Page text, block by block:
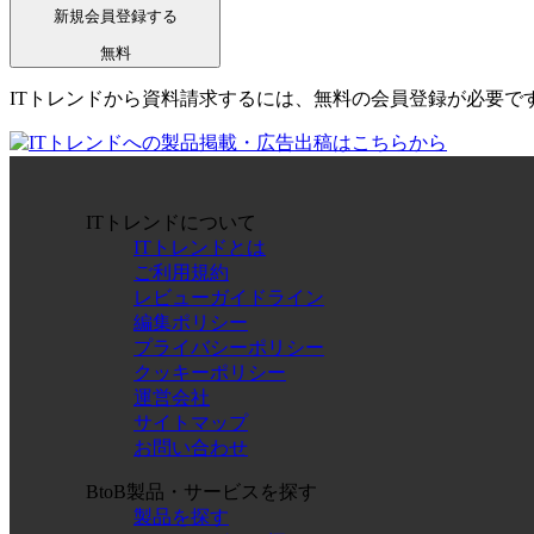
新規会員登録する
無料
ITトレンドから資料請求するには、無料の会員登録が必要で
ITトレンドについて
ITトレンドとは
ご利用規約
レビューガイドライン
編集ポリシー
プライバシーポリシー
クッキーポリシー
運営会社
サイトマップ
お問い合わせ
BtoB製品・サービスを探す
製品を探す